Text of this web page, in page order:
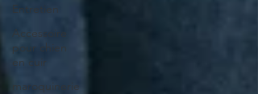
Entretien
Accessoire
pour chien
en cuir
maroquinerie